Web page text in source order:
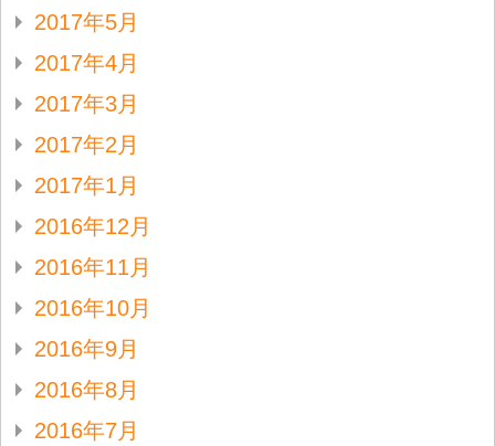
2017年5月
2017年4月
2017年3月
2017年2月
2017年1月
2016年12月
2016年11月
2016年10月
2016年9月
2016年8月
2016年7月